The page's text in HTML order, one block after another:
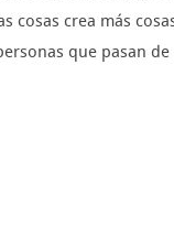
crea más
que pasan